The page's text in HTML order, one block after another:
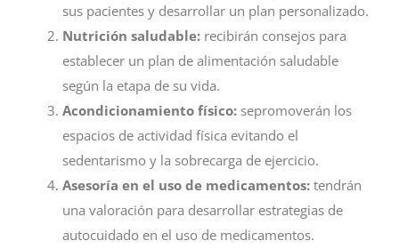
sus pacientes y desarrollar un plan personalizado.
Nutrición saludable: recibirán consejos para
establecer un plan de alimentación saludable
según la etapa de su vida.
Acondicionamiento físico: sepromoverán los
espacios de actividad física evitando el
sedentarismo y la sobrecarga de ejercicio.
Asesoría en el uso de medicamentos: tendrán
una valoración para desarrollar estrategias de
autocuidado en el uso de medicamentos.